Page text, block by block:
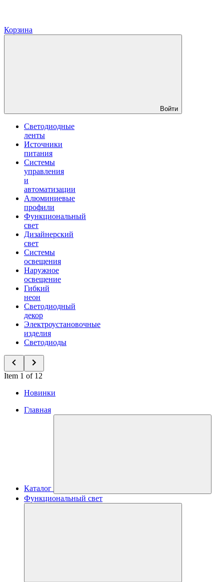
Корзина
Войти
Светодиодные
ленты
Источники
питания
Системы
управления
и
автоматизации
Алюминиевые
профили
Функциональный
свет
Дизайнерский
свет
Системы
освещения
Наружное
освещение
Гибкий
неон
Светодиодный
декор
Электроустановочные
изделия
Светодиоды
Item 1 of 12
Новинки
Главная
Каталог
Функциональный свет